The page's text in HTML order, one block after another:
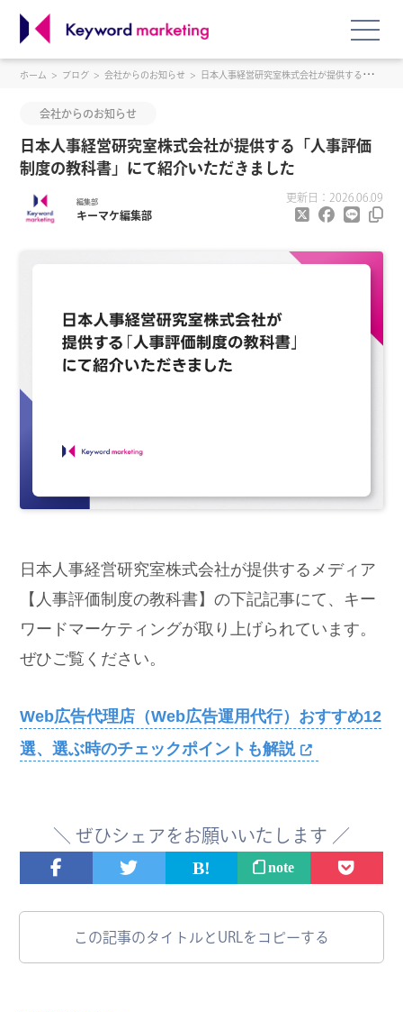
ホーム ブログ 会社からのお知らせ 日本人事経営研究室株式会社が提供する「人事評価制度の教科書」にて紹介いただきました
会社からのお知らせ
日本人事経営研究室株式会社が提供する「人事評価
制度の教科書」にて紹介いただきました
編集部
キーマケ編集部
更新日：2026.06.09
日本人事経営研究室株式会社が提供するメディア
【人事評価制度の教科書】の下記記事にて、キー
ワードマーケティングが取り上げられています。
ぜひご覧ください。
Web広告代理店（Web広告運用代行）おすすめ12
選、選ぶ時のチェックポイントも解説
＼ ぜひシェアをお願いいたします ／
note
この記事のタイトルとURLをコピーする